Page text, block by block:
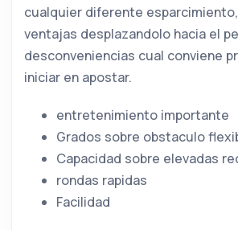
cualquier diferente
ventajas desplazandolo hacia el
desconveniencias cual conviene
iniciar en apostar.
entretenimiento importante
Grados sobre obstaculo
Capacidad sobre elevadas
rondas rapidas
Facilidad